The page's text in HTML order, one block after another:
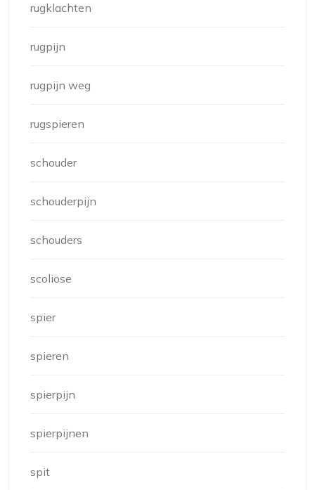
rugklachten
rugpijn
rugpijn weg
rugspieren
schouder
schouderpijn
schouders
scoliose
spier
spieren
spierpijn
spierpijnen
spit